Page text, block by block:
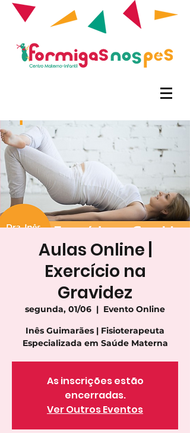
Aulas Online |
Exercício na
Gravidez
segunda, 01/06
  |
Evento Online
Inês Guimarães | Fisioterapeuta
Especializada em Saúde Materna
As inscrições estão
encerradas.
Ver Outros Eventos